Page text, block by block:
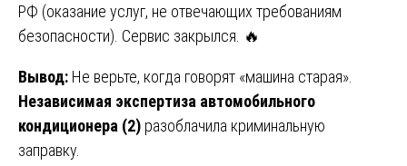
РФ (оказание услуг, не отвечающих требованиям
безопасности). Сервис закрылся. 🔥
Вывод: Не верьте, когда говорят «машина старая».
Независимая экспертиза автомобильного
кондиционера (2) разоблачила криминальную
заправку.